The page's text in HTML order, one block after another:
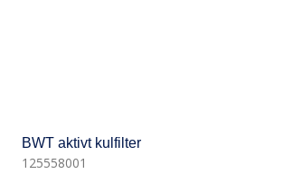
BWT aktivt kulfilter
125558001